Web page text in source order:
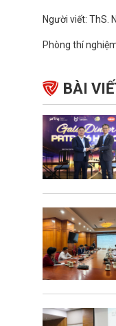
Người viết: ThS.
Phòng thí
BÀI